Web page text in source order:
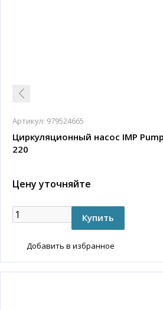
Артикул: 979524665
Циркуляционный насос IMP
220
Цену уточняйте
Добавить в избранное